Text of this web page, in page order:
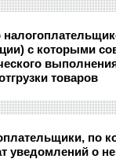
с которыми
товаров
по
уведомлений о